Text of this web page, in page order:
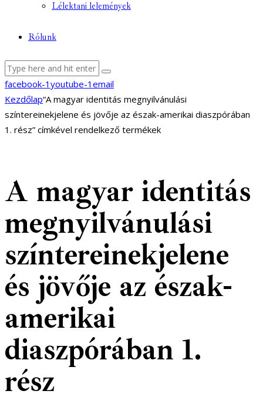
Lélektani lelemények
Rólunk
facebook-1 youtube-1 email
Kezdőlap“A magyar identitás megnyilvánulási
színtereinekjelene és jövője az észak-amerikai diaszpórában
1. rész” címkével rendelkező termékek
A magyar identitás
megnyilvánulási
színtereinekjelene
és jövője az észak-
amerikai
diaszpórában 1.
rész